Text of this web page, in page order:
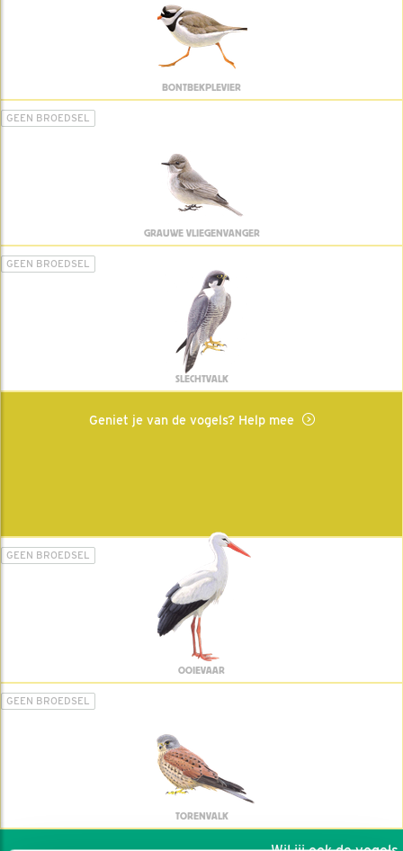
BONTBEKPLEVIER
GEEN BROEDSEL
GRAUWE VLIEGENVANGER
GEEN BROEDSEL
SLECHTVALK
Geniet je van de vogels? Help mee
GEEN BROEDSEL
OOIEVAAR
GEEN BROEDSEL
TORENVALK